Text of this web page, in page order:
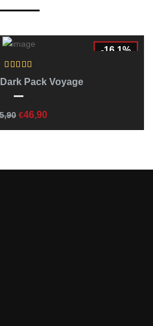
-16.1%
Au Panier
Pack Voyage
Le
prix
55,90€.
46,90
€
Le
prix
46,90€.